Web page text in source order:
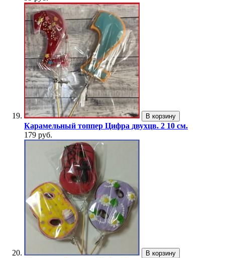
В корзину
Карамельный топпер Цифра двухцв. 2 10 см.
179 руб.
В корзину